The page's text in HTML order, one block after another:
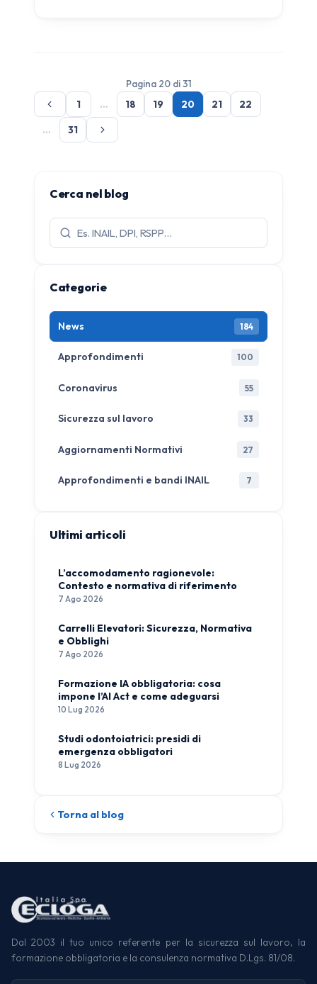
Pagina 20 di 31
1
… 18 19 20 21
22
…
31
Cerca nel blog
Cerca
articoli:
Categorie
News 184
Approfondimenti 100
Coronavirus 55
Sicurezza sul lavoro 33
Aggiornamenti Normativi 27
Approfondimenti e bandi INAIL 7
Ultimi articoli
L’accomodamento ragionevole:
Contesto e normativa di riferimento
7 Ago 2026
Carrelli Elevatori: Sicurezza, Normativa
e Obblighi
7 Ago 2026
Formazione IA obbligatoria: cosa
impone l’AI Act e come adeguarsi
10 Lug 2026
Studi odontoiatrici: presidi di
emergenza obbligatori
8 Lug 2026
Torna al blog
Dal 2003 il tuo unico referente per la sicurezza sul lavoro, la
formazione obbligatoria e la consulenza normativa D.Lgs. 81/08.